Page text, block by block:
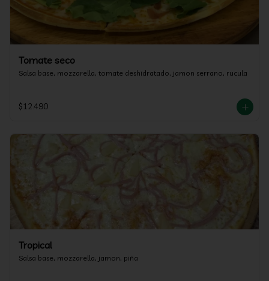
Tomate seco
Salsa base, mozzarella, tomate deshidratado, jamon serrano, rucula
$12.490
Tropical
Salsa base, mozzarella, jamon, piña